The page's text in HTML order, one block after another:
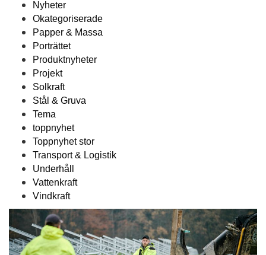
Nyheter
Okategoriserade
Papper & Massa
Porträttet
Produktnyheter
Projekt
Solkraft
Stål & Gruva
Tema
toppnyhet
Toppnyhet stor
Transport & Logistik
Underhåll
Vattenkraft
Vindkraft